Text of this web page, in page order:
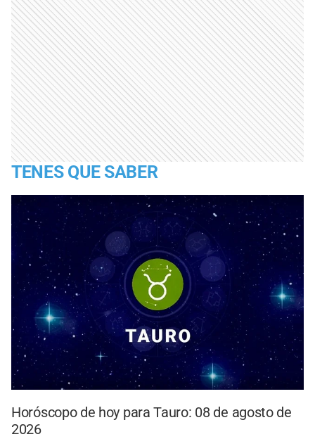
TENES QUE SABER
Horóscopo de hoy para Tauro: 08 de agosto de
2026